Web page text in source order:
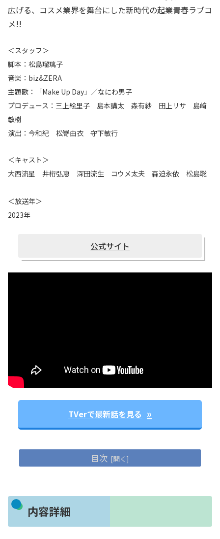
広げる、コスメ業界を舞台にした新時代の起業青春ラブコ
メ!!
＜スタッフ＞
脚本：松島瑠璃子
音楽：biz&ZERA
主題歌：「Make Up Day」／なにわ男子
プロデュース：三上絵里子 島本講太 森有紗 田上リサ 島﨑
敏樹
演出：今和紀 松嵜由衣 守下敏行
＜キャスト＞
大西流星 井桁弘恵 深田流生 コウメ太夫 森迫永依 松島聡
＜放送年＞
2023年
公式サイト
TVerで最新話を見る
目次
内容詳細